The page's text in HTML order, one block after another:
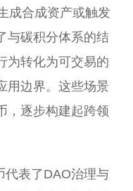
成合成资产或触发
与碳积分体系的结
为转化为可交易的
用边界。这些场景
，逐步构建起跨领
代表了DAO治理与